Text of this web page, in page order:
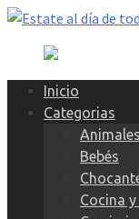
Skip
content
Inicio
Categorias
Bebés
Cocina